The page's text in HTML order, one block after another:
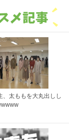
、太ももを大丸出しし